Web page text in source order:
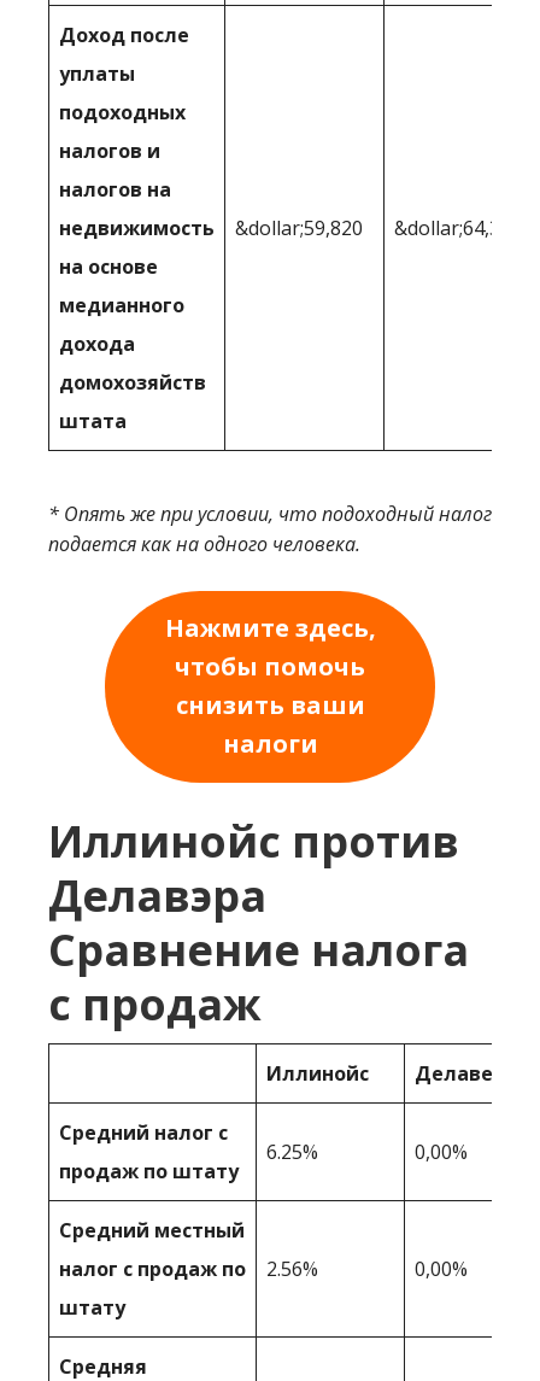
Доход после
уплаты
подоходных
налогов и
налогов на
недвижимость
на основе
медианного
дохода
домохозяйств
штата
&dollar;59,820 &dollar;64,362
* Опять же при условии, что подоходный налог
подается как на одного человека.
Нажмите здесь,
чтобы помочь
снизить ваши
налоги
Иллинойс против
Делавэра
Сравнение налога
с продаж
Иллинойс Делавер
Средний налог с
продаж по штату
6.25% 0,00%
Средний местный
налог с продаж по
штату
2.56% 0,00%
Средняя